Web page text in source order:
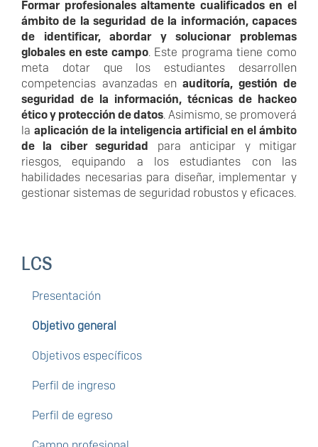
Formar profesionales altamente cualificados en el
ámbito de la seguridad de la información, capaces
de identificar, abordar y solucionar problemas
globales en este campo. Este programa tiene como
meta dotar que los estudiantes desarrollen
competencias avanzadas enauditoría, gestión de
seguridad de la información, técnicas de hackeo
ético y protección de datos. Asimismo, se promoverá
la aplicación de la inteligencia artificial en el ámbito
de la ciber seguridad para anticipar y mitigar
riesgos, equipando a los estudiantes con las
habilidades necesarias para diseñar, implementar y
gestionar sistemas de seguridad robustos y eficaces.
LCS
Presentación
Objetivo general
Objetivos específicos
Perfil de ingreso
Perfil de egreso